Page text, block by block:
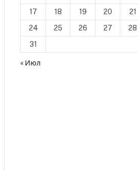
17
18 19 20 21
24
25 26 27 28
31
« Июл